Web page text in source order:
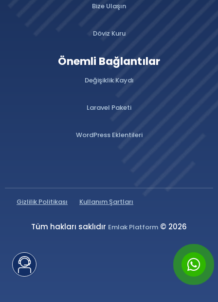
Bize Ulaşın
Döviz Kuru
Önemli Bağlantılar
Değişiklik Kaydı
Laravel Paketi
WordPress Eklentileri
Gizlilik Politikası Kullanım Şartları
Tüm hakları saklıdır Emlak Platform © 2026